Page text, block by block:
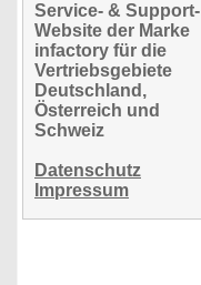
Service- & Support-
Website der Marke
infactory für die
Vertriebsgebiete
Deutschland,
Österreich und
Schweiz
Datenschutz
Impressum